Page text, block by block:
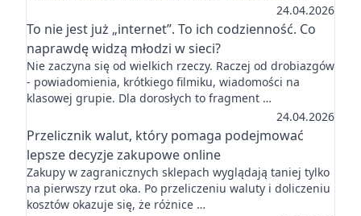
24.04.2026
To nie jest już „internet”. To ich codzienność. Co
naprawdę widzą młodzi w sieci?
Nie zaczyna się od wielkich rzeczy. Raczej od drobiazgów
- powiadomienia, krótkiego filmiku, wiadomości na
klasowej grupie. Dla dorosłych to fragment …
24.04.2026
Przelicznik walut, który pomaga podejmować
lepsze decyzje zakupowe online
Zakupy w zagranicznych sklepach wyglądają taniej tylko
na pierwszy rzut oka. Po przeliczeniu waluty i doliczeniu
kosztów okazuje się, że różnice …